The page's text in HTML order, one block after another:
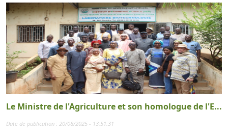
Le Ministre de l'Agriculture et son homologue de l'E...
Date de publication : 20/08/2025 - 13:51:31